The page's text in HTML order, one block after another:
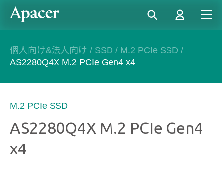
個人向け&法人向け / SSD / M.2 PCIe SSD /
AS2280Q4X M.2 PCIe Gen4 x4
M.2 PCIe SSD
AS2280Q4X M.2 PCIe Gen4
x4